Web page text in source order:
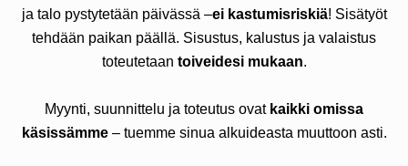
ja talo pystytetään päivässä –ei kastumisriskiä! Sisätyöt
tehdään paikan päällä. Sisustus, kalustus ja valaistus
toteutetaan toiveidesi mukaan.
Myynti, suunnittelu ja toteutus ovat kaikki omissa
käsissämme – tuemme sinua alkuideasta muuttoon asti.